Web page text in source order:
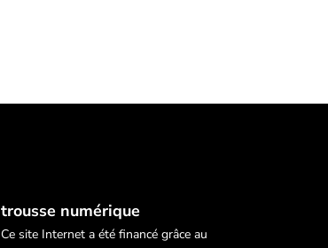
trousse numérique
Ce site Internet a été financé grâce au